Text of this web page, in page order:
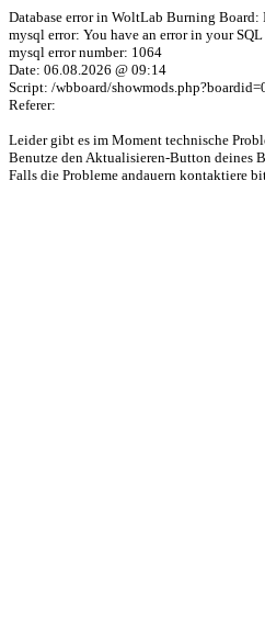
Database error in WoltLab Burning
mysql error: You have an error in your
mysql error number: 1064
Date: 06.08.2026 @ 09:14
Script: /wbboard/
Referer:
Leider gibt es im Moment technische
Benutze den Aktualisieren-Button deines
Falls die Probleme andauern kontaktiere